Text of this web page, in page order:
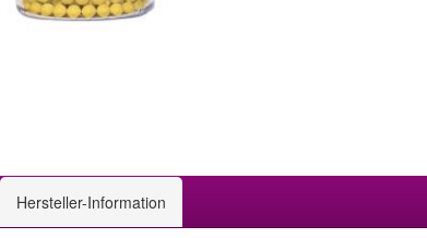
Hersteller-Information